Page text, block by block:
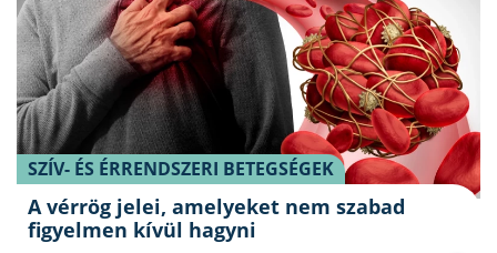
SZÍV- ÉS ÉRRENDSZERI BETEGSÉGEK
A vérrög jelei, amelyeket nem szabad
figyelmen kívül hagyni